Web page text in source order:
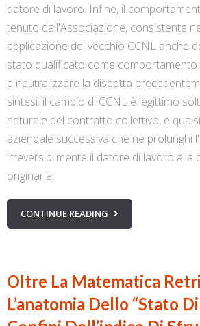
datore di lavoro. Infine, il
tenuto dall'Associazione, consistente
applicazione del vecchio CCNL anche
stato qualificato come
a neutralizzare la disdetta
sintesi: il cambio di CCNL è legittimo
naturale del contratto collettivo, e
aziendale successiva che ne prolunghi
irreversibilmente il datore di lavoro alla
originaria.
CONTINUE READING
Oltre La Matematica
L’anatomia Dello “stato